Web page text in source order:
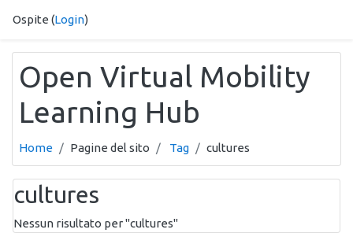
Ospite (Login)
Open Virtual Mobility
Learning Hub
Home Pagine del sito Tag cultures
cultures
Nessun risultato per "cultures"